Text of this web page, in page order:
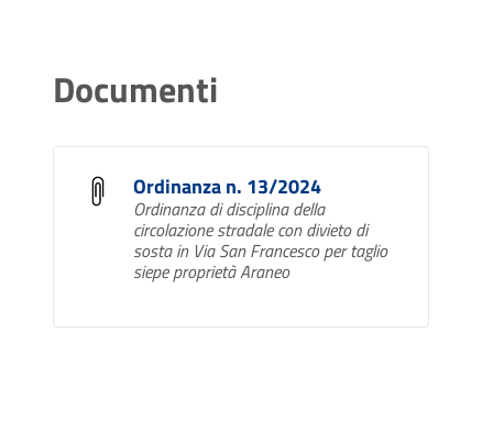
Documenti
Ordinanza n. 13/2024
Ordinanza di disciplina della
circolazione stradale con divieto di
sosta in Via San Francesco per taglio
siepe proprietà Araneo